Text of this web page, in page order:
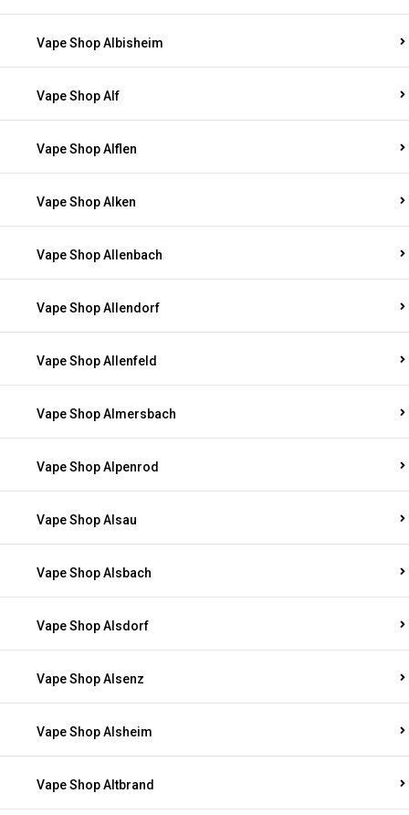
Vape Shop Albisheim
Vape Shop Alf
Vape Shop Alflen
Vape Shop Alken
Vape Shop Allenbach
Vape Shop Allendorf
Vape Shop Allenfeld
Vape Shop Almersbach
Vape Shop Alpenrod
Vape Shop Alsau
Vape Shop Alsbach
Vape Shop Alsdorf
Vape Shop Alsenz
Vape Shop Alsheim
Vape Shop Altbrand